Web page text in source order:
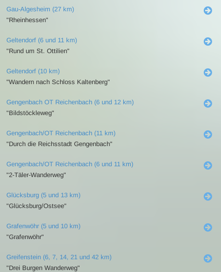
Gau-Algesheim (27 km)
"Rheinhessen"
Geltendorf (6 und 11 km)
"Rund um St. Ottilien"
Geltendorf (10 km)
"Wandern nach Schloss Kaltenberg"
Gengenbach OT Reichenbach (6 und 12 km)
"Bildstöckleweg"
Gengenbach/OT Reichenbach (11 km)
"Durch die Reichsstadt Gengenbach"
Gengenbach/OT Reichenbach (6 und 11 km)
"2-Täler-Wanderweg"
Glücksburg (5 und 13 km)
"Glücksburg/Ostsee"
Grafenwöhr (5 und 10 km)
"Grafenwöhr"
Greifenstein (6, 7, 14, 21 und 42 km)
"Drei Burgen Wanderweg"